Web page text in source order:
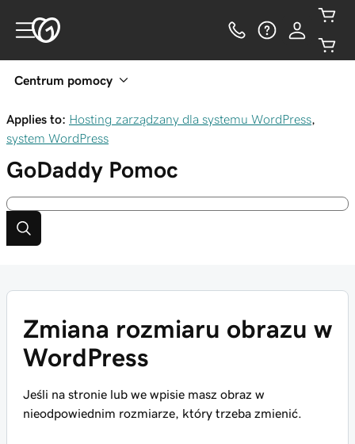
Centrum pomocy
Applies to: Hosting zarządzany dla systemu WordPress
system WordPress
GoDaddy Pomoc
Zmiana rozmiaru obrazu w
WordPress
Jeśli na stronie lub we wpisie masz obraz w
nieodpowiednim rozmiarze, który trzeba zmienić.